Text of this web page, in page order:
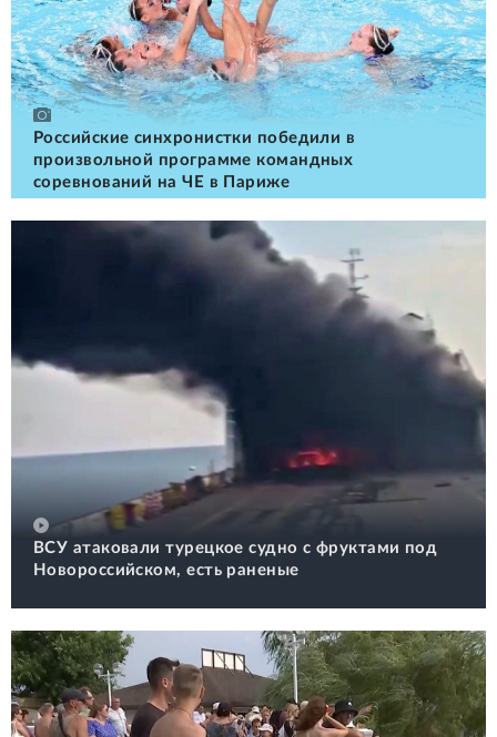
Российские cинхронистки победили в
произвольной программе командных
соревнований на ЧЕ в Париже
ВСУ атаковали турецкое судно с фруктами под
Новороссийском, есть раненые